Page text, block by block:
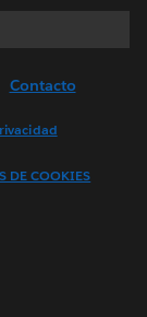
Contacto
DE COOKIES